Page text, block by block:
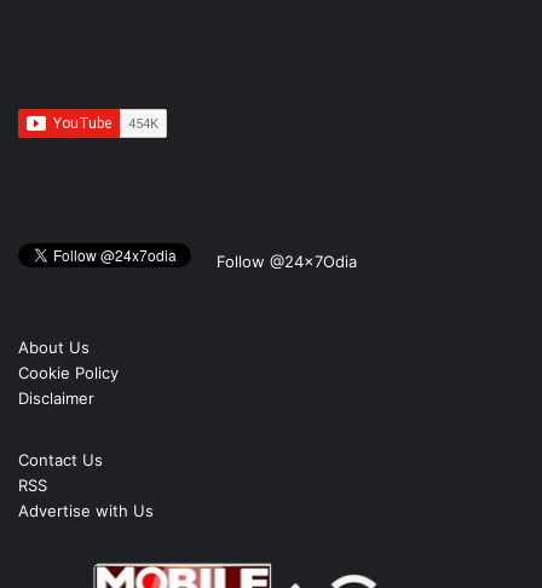
Follow @24x7Odia
About Us
Cookie Policy
Disclaimer
Contact Us
RSS
Advertise with Us